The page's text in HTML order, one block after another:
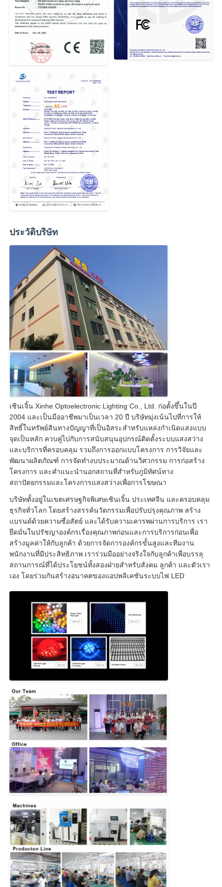
ประวัติบริษัท
เซินเจิ้น Xinhe Optoelectronic Lighting Co., Ltd. ก่อตั้งขึ้นในปี
2004 และเป็นมืออาชีพมาเป็นเวลา 20 ปี บริษัทมุ่งเน้นไปที่การให้
สิทธิ์ในทรัพย์สินทางปัญญาที่เป็นอิสระสำหรับแหล่งกำเนิดแสงแบบ
จุดเป็นหลัก ควบคู่ไปกับการสนับสนุนอุปกรณ์ติดตั้งระบบแสงสว่าง
และบริการที่ครอบคลุม รวมถึงการออกแบบโครงการ การวิจัยและ
พัฒนาผลิตภัณฑ์ การจัดทำงบประมาณด้านวิศวกรรม การก่อสร้าง
โครงการ และคำแนะนำนอกสถานที่สำหรับภูมิทัศน์ทาง
สถาปัตยกรรมและโครงการแสงสว่างเพื่อการโฆษณา
บริษัทตั้งอยู่ในเขตเศรษฐกิจพิเศษเซินเจิ้น ประเทศจีน และครอบคลุม
ธุรกิจทั่วโลก โดยสร้างสรรค์นวัตกรรมเพื่อปรับปรุงคุณภาพ สร้าง
แบรนด์ด้วยความซื่อสัตย์ และได้รับความเคารพผ่านการบริการ เรา
ยึดมั่นในปรัชญาองค์กรเรื่องคุณภาพก่อนและการบริการก่อนเพื่อ
สร้างมูลค่าให้กับลูกค้า ด้วยการจัดการองค์กรขั้นสูงและทีมงาน
พนักงานที่มีประสิทธิภาพ เราร่วมมืออย่างจริงใจกับลูกค้าเพื่อบรรลุ
สถานการณ์ที่ได้ประโยชน์ทั้งสองฝ่ายสำหรับสังคม ลูกค้า และตัวเรา
เอง โดยร่วมกันสร้างอนาคตของแอปพลิเคชันระบบไฟ LED